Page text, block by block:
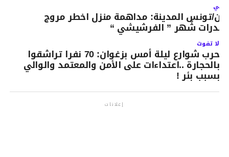
تونس المدينة: مداهمة منزل اخطر مروج
شُهر ” الفرشيشي “
لا تفوت
حرب شوارع ليلة أمس بزغوان: 70 نفرا تراشقوا
بالحجارة ..اعتداءات على الأمن والمعتمد والوالي
بسبب بئر !
إعلانات